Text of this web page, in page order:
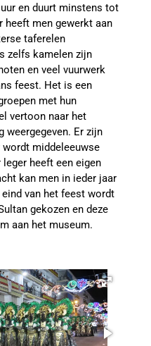
en duurt minstens tot
heeft men gewerkt aan
taferelen
zelfs kamelen zijn
en veel vuurwerk
feest. Het is een
met hun
vertoon naar het
weergegeven. Er zijn
middeleeuwse
heeft een eigen
kan men in ieder jaar
van het feest wordt
gekozen en deze
aan het museum.